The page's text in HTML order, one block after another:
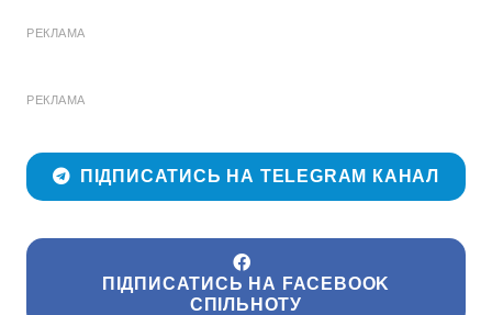
РЕКЛАМА
РЕКЛАМА
ПІДПИСАТИСЬ НА TELEGRAM КАНАЛ
ПІДПИСАТИСЬ НА FACEBOOK
СПІЛЬНОТУ